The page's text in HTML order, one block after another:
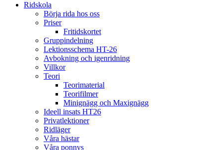
Ridskola
Börja rida hos oss
Priser
Fritidskortet
Gruppindelning
Lektionsschema HT-26
Avbokning och igenridning
Villkor
Teori
Teorimaterial
Teorifilmer
Minignägg och Maxignägg
Ideell insats HT26
Privatlektioner
Ridläger
Våra hästar
Våra ponnys